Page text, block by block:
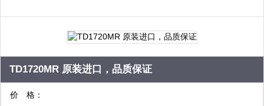
TD1720MR 原装进口，品质保证
价 格：